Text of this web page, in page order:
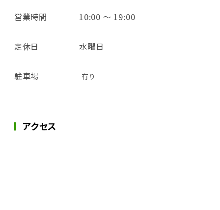
営業時間 10:00 ～ 19:00
定休日 水曜日
駐車場 有り
アクセス